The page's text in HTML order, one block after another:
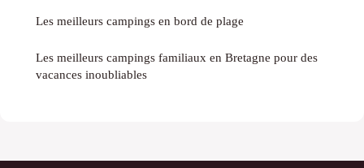
Les meilleurs campings en bord de plage
Les meilleurs campings familiaux en Bretagne pour des
vacances inoubliables